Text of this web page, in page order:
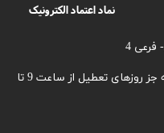
پاسخگویی همه روزه به جز روزهای تعطیل از ساعت 9 تا
نماد اعتماد الکترونیک